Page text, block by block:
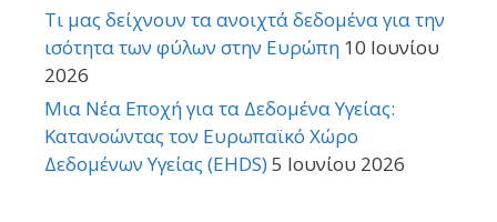
Τι μας δείχνουν τα ανοιχτά δεδομένα για την
ισότητα των φύλων στην Ευρώπη 10 Ιουνίου
2026
Μια Νέα Εποχή για τα Δεδομένα Υγείας:
Κατανοώντας τον Ευρωπαϊκό Χώρο
Δεδομένων Υγείας (EHDS)5 Ιουνίου 2026